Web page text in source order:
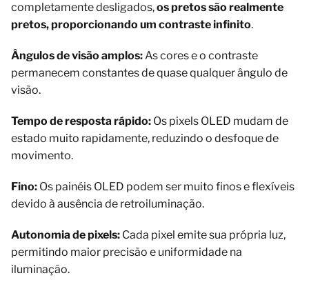
completamente desligados,os pretos são realmente
pretos, proporcionando um contraste infinito.
Ângulos de visão amplos: As cores e o contraste
permanecem constantes de quase qualquer ângulo de
visão.
Tempo de resposta rápido: Os pixels OLED mudam de
estado muito rapidamente, reduzindo o desfoque de
movimento.
Fino: Os painéis OLED podem ser muito finos e flexíveis
devido à ausência de retroiluminação.
Autonomia de pixels: Cada pixel emite sua própria luz,
permitindo maior precisão e uniformidade na
iluminação.